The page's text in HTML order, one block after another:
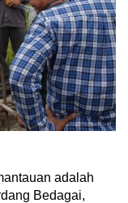
adalah
Bedagai,